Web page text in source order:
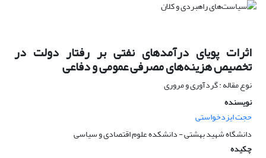
اثرات پویای درآمدهای نفتی بر رفتار دولت در
تخصیص هزینه‌های مصرفی عمومی و دفاعی
نوع مقاله : گردآوری و مروری
نویسنده
حجت ایزدخواستی
دانشگاه شهید بهشتی - دانشکده علوم اقتصادی و سیاسی
چکیده